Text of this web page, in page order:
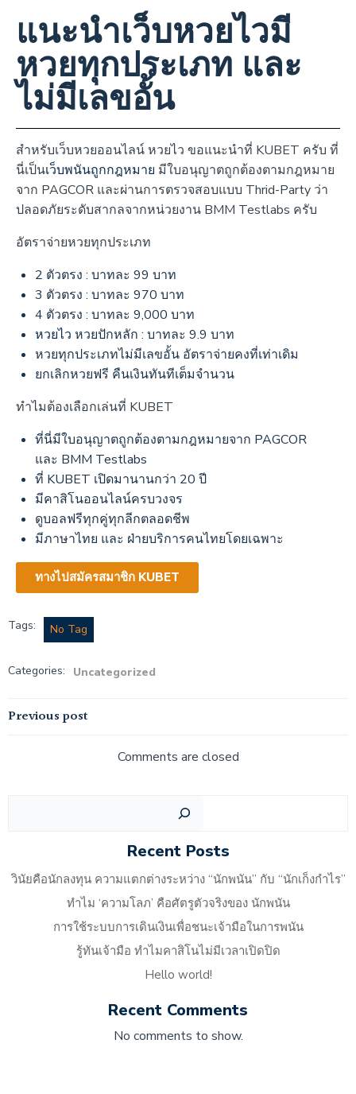
แนะนำเว็บหวยไวมี
หวยทุกประเภท และ
ไม่มีเลขอั้น
สำหรับเว็บหวยออนไลน์ หวยไว ขอแนะนำที่ KUBET ครับ ที่
นี่เป็นเว็บพนันถูกกฎหมาย มีใบอนุญาตถูกต้องตามกฎหมาย
จาก PAGCOR และผ่านการตรวจสอบแบบ Thrid-Party ว่า
ปลอดภัยระดับสากลจากหน่วยงาน BMM Testlabs ครับ
อัตราจ่ายหวยทุกประเภท
2 ตัวตรง : บาทละ 99 บาท
3 ตัวตรง : บาทละ 970 บาท
4 ตัวตรง : บาทละ 9,000 บาท
หวยไว หวยปักหลัก : บาทละ 9.9 บาท
หวยทุกประเภทไม่มีเลขอั้น อัตราจ่ายคงที่เท่าเดิม
ยกเลิกหวยฟรี คืนเงินทันทีเต็มจำนวน
ทำไมต้องเลือกเล่นที่ KUBET
ที่นี่มีใบอนุญาตถูกต้องตามกฎหมายจาก PAGCOR
และ BMM Testlabs
ที่ KUBET เปิดมานานกว่า 20 ปี
มีคาสิโนออนไลน์ครบวงจร
ดูบอลฟรีทุกคู่ทุกลีกตลอดชีพ
มีภาษาไทย และ ฝ่ายบริการคนไทยโดยเฉพาะ
ทางไปสมัครสมาชิก KUBET
Tags: No Tag
Categories: Uncategorized
Previous post
Comments are closed
Recent Posts
วินัยคือนักลงทุน ความแตกต่างระหว่าง “นักพนัน” กับ “นักเก็งกำไร”
ทำไม ‘ความโลภ’ คือศัตรูตัวจริงของ นักพนัน
การใช้ระบบการเดินเงินเพื่อชนะเจ้ามือในการพนัน
รู้ทันเจ้ามือ ทำไมคาสิโนไม่มีเวลาเปิดปิด
Hello world!
Recent Comments
No comments to show.